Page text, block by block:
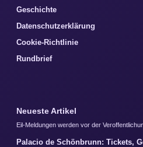
Geschichte
Datenschutzerklärung
Cookie-Richtlinie
Rundbrief
Neueste Artikel
Eil-Meldungen werden vor der
Palacio de Schönbrunn: Tickets,